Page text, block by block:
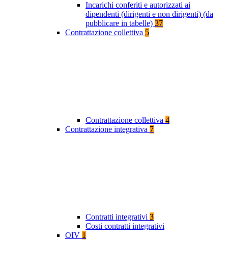
Incarichi conferiti e autorizzati ai
dipendenti (dirigenti e non dirigenti) (da
pubblicare in tabelle) 37
Contrattazione collettiva 5
Contrattazione collettiva 4
Contrattazione integrativa 7
Contratti integrativi 3
Costi contratti integrativi
OIV 1